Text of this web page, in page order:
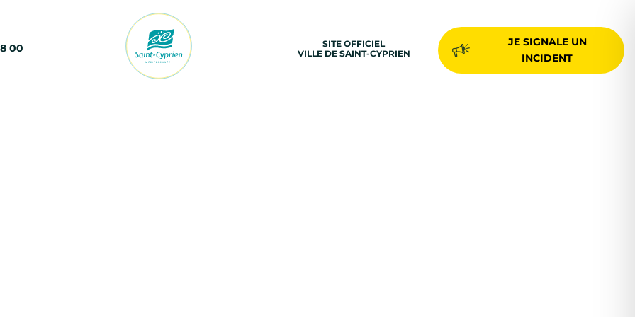
00
SITE OFFICIEL
VILLE DE SAINT-CYPRIEN
JE SIGNALE UN
INCIDENT